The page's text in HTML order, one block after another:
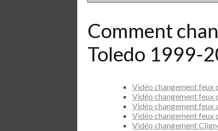
Comment
Toledo 1999-
Vidéo changement feux
Vidéo changement feux
Vidéo changement
Vidéo changement feux
Vidéo changement